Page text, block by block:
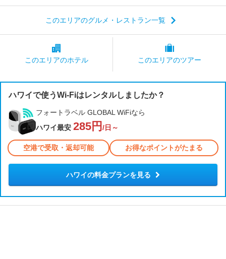
このエリアのグルメ・レストラン一覧
このエリアのホテル このエリアのツアー
ハワイで使うWi-Fiはレンタルしましたか？
フォートラベル GLOBAL WiFiなら
ハワイ最安 285円 /日～
空港で受取・返却可能 お得なポイントがたまる
ハワイの料金プランを見る